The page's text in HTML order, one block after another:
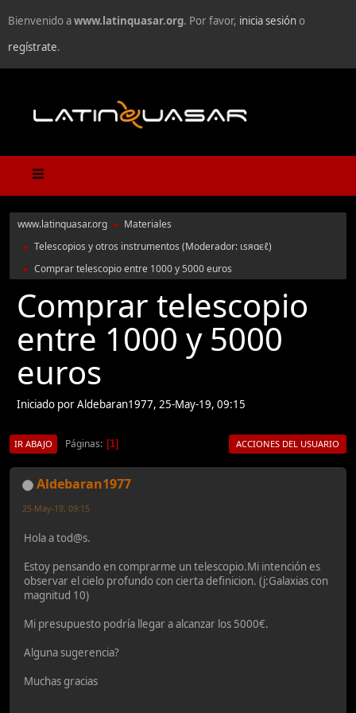
Bienvenido awww.latinquasar.org. Por favor, inicia sesióno
regístrate.
www.latinquasar.org ► Materiales
► Telescopios y otros instrumentos (Moderador: ιѕяαєℓ)
► Comprar telescopio entre 1000 y 5000 euros
Comprar telescopio
entre 1000 y 5000
euros
Iniciado por Aldebaran1977, 25-May-19, 09:15
IR ABAJO Páginas 1 ACCIONES DEL USUARIO
Aldebaran1977
25-May-19, 09:15
Hola a tod@s.
Estoy pensando en comprarme un telescopio.Mi intención es
observar el cielo profundo con cierta definicion. (j:Galaxias con
magnitud 10)
Mi presupuesto podría llegar a alcanzar los 5000€.
Alguna sugerencia?
Muchas gracias